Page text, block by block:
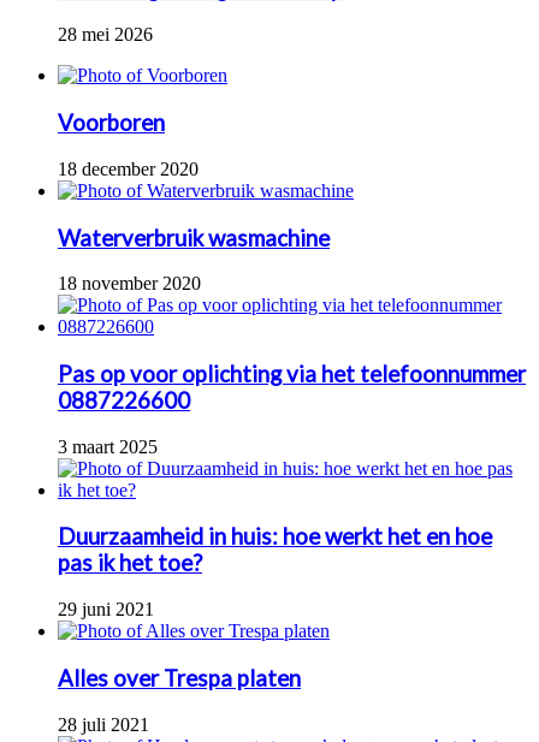
28 mei 2026
Voorboren
18 december 2020
Waterverbruik wasmachine
18 november 2020
Pas op voor oplichting via het telefoonnummer
0887226600
3 maart 2025
Duurzaamheid in huis: hoe werkt het en hoe
pas ik het toe?
29 juni 2021
Alles over Trespa platen
28 juli 2021